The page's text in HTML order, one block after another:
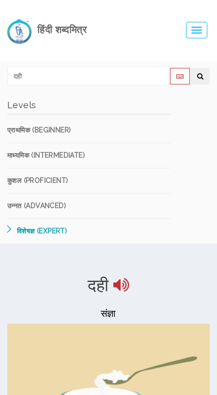
हिंदी शब्दमित्र
Levels
प्राथमिक (BEGINNER)
माध्यमिक (INTERMEDIATE)
कुशल (PROFICIENT)
उन्नत (ADVANCED)
विशेषज्ञ (EXPERT)
दही
संज्ञा